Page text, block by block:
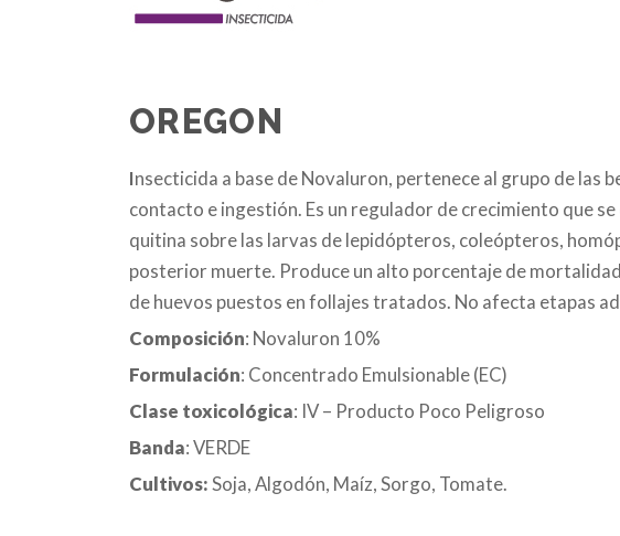
OREGON
Insecticida a base de Novaluron, pertenece al grupo de las
contacto e ingestión. Es un regulador de crecimiento que
quitina sobre las larvas de lepidópteros, coleópteros,
posterior muerte. Produce un alto porcentaje de
de huevos puestos en follajes tratados. No afecta etapas
Composición: Novaluron 10%
Formulación: Concentrado Emulsionable (EC)
Clase toxicológica: IV – Producto Poco Peligroso
Banda: VERDE
Cultivos:Soja, Algodón, Maíz, Sorgo, Tomate.